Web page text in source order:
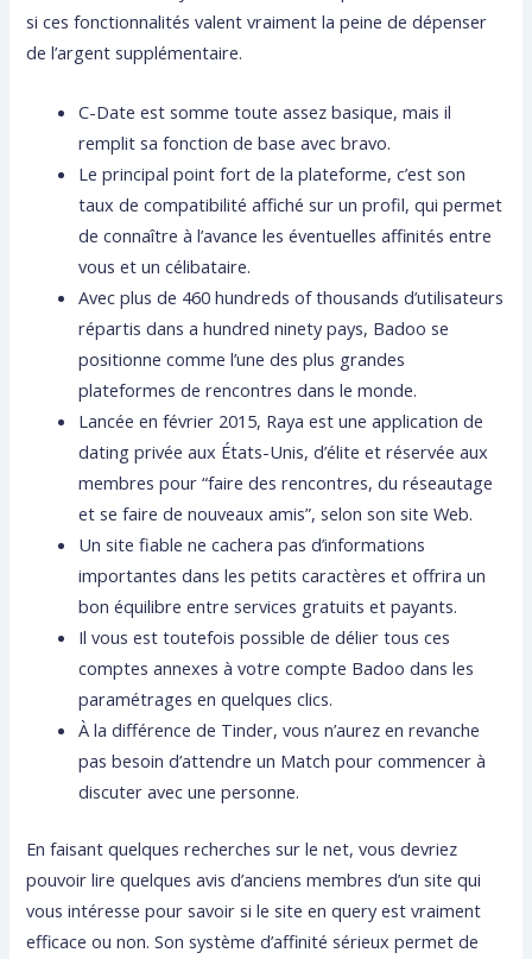
si ces fonctionnalités valent vraiment la peine de dépenser
de l’argent supplémentaire.
C-Date est somme toute assez basique, mais il
remplit sa fonction de base avec bravo.
Le principal point fort de la plateforme, c’est son
taux de compatibilité affiché sur un profil, qui permet
de connaître à l’avance les éventuelles affinités entre
vous et un célibataire.
Avec plus de 460 hundreds of thousands d’utilisateurs
répartis dans a hundred ninety pays, Badoo se
positionne comme l’une des plus grandes
plateformes de rencontres dans le monde.
Lancée en février 2015, Raya est une application de
dating privée aux États-Unis, d’élite et réservée aux
membres pour “faire des rencontres, du réseautage
et se faire de nouveaux amis”, selon son site Web.
Un site fiable ne cachera pas d’informations
importantes dans les petits caractères et offrira un
bon équilibre entre services gratuits et payants.
Il vous est toutefois possible de délier tous ces
comptes annexes à votre compte Badoo dans les
paramétrages en quelques clics.
À la différence de Tinder, vous n’aurez en revanche
pas besoin d’attendre un Match pour commencer à
discuter avec une personne.
En faisant quelques recherches sur le net, vous devriez
pouvoir lire quelques avis d’anciens membres d’un site qui
vous intéresse pour savoir si le site en query est vraiment
efficace ou non. Son système d’affinité sérieux permet de